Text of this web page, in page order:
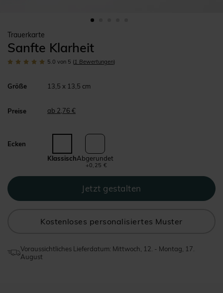
Trauerkarte
Sanfte Klarheit
5.0 von 5 (1 Bewertungen)
Größe 13,5 x 13,5 cm
Preise ab 2,76 €
Ecken
KlassischAbgerundet
+0,25 €
Kostenloses personalisiertes Muster
Voraussichtliches Lieferdatum: Mittwoch, 12. - Montag, 17.
August